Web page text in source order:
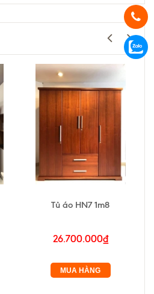
Tủ áo HN7 1m8
26.700.000₫
MUA HÀNG